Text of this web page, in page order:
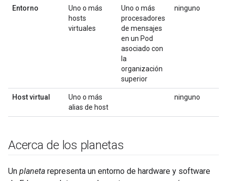
Entorno
Uno o más
hosts
virtuales
Uno o más
procesadores
de mensajes
en un Pod
asociado con
la
organización
superior
ninguno
Host virtual
Uno o más
alias de host
ninguno
Acerca de los planetas
Un planeta representa un entorno de hardware y software